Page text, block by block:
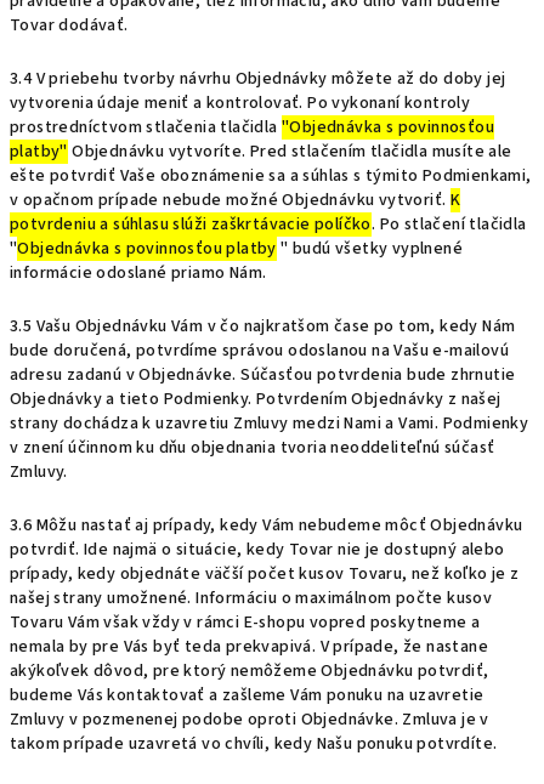
Tovar dodávať.
3.4 V priebehu tvorby návrhu Objednávky môžete až do doby jej
vytvorenia údaje meniť a kontrolovať. Po vykonaní kontroly
prostredníctvom stlačenia tlačidla "Objednávka s povinnosťou
platby" Objednávku vytvoríte. Pred stlačením tlačidla musíte ale
ešte potvrdiť Vaše oboznámenie sa a súhlas s týmito Podmienkami,
v opačnom prípade nebude možné Objednávku vytvoriť. K
potvrdeniu a súhlasu slúži zaškrtávacie políčko. Po stlačení tlačidla
"Objednávka s povinnosťou platby " budú všetky vyplnené
informácie odoslané priamo Nám.
3.5 Vašu Objednávku Vám v čo najkratšom čase po tom, kedy Nám
bude doručená, potvrdíme správou odoslanou na Vašu e-mailovú
adresu zadanú v Objednávke. Súčasťou potvrdenia bude zhrnutie
Objednávky a tieto Podmienky. Potvrdením Objednávky z našej
strany dochádza k uzavretiu Zmluvy medzi Nami a Vami. Podmienky
v znení účinnom ku dňu objednania tvoria neoddeliteľnú súčasť
Zmluvy.
3.6 Môžu nastať aj prípady, kedy Vám nebudeme môcť Objednávku
potvrdiť. Ide najmä o situácie, kedy Tovar nie je dostupný alebo
prípady, kedy objednáte väčší počet kusov Tovaru, než koľko je z
našej strany umožnené. Informáciu o maximálnom počte kusov
Tovaru Vám však vždy v rámci E-shopu vopred poskytneme a
nemala by pre Vás byť teda prekvapivá. V prípade, že nastane
akýkoľvek dôvod, pre ktorý nemôžeme Objednávku potvrdiť,
budeme Vás kontaktovať a zašleme Vám ponuku na uzavretie
Zmluvy v pozmenenej podobe oproti Objednávke. Zmluva je v
takom prípade uzavretá vo chvíli, kedy Našu ponuku potvrdíte.